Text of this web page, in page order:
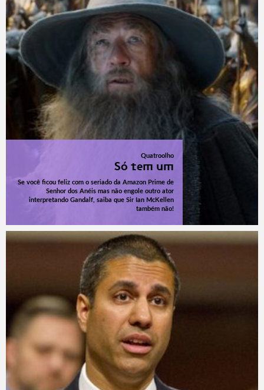
Quatroolho
Só tem um
Se você ficou feliz com o seriado da Amazon Prime de
Senhor dos Anéis mas não engole outro ator
interpretando Gandalf, saiba que Sir Ian McKellen
também não!